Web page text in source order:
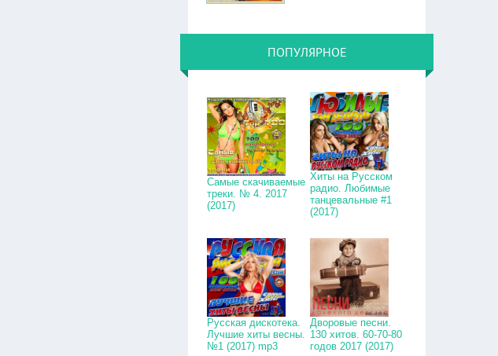
ПОПУЛЯРНОЕ
Самые скачиваемые
треки. № 4. 2017
(2017)
Хиты на Русском
радио. Любимые
танцевальные #1
(2017)
Русская дискотека.
Лучшие хиты весны.
№1 (2017) mp3
Дворовые песни.
130 хитов. 60-70-80
годов 2017 (2017)